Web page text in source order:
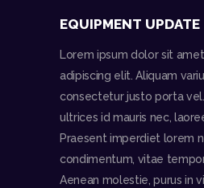
EQUIPMENT UPDATE
Lorem ipsum dolor sit
adipiscing elit. Aliquam
consectetur justo porta vel.
ultrices id mauris nec,
Praesent imperdiet lorem
condimentum, vitae
Aenean molestie, purus in